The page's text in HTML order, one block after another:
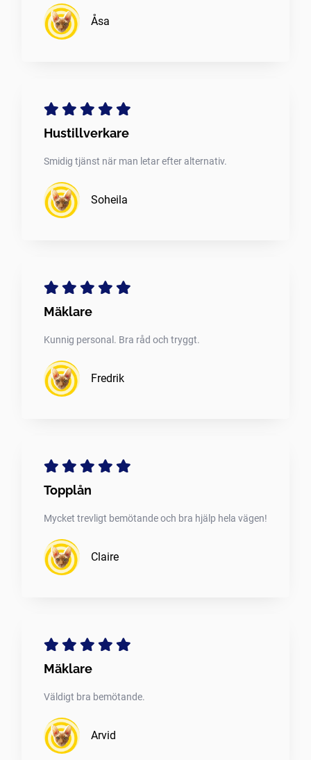
Åsa
Hustillverkare
Smidig tjänst när man letar efter alternativ.
Soheila
Mäklare
Kunnig personal. Bra råd och tryggt.
Fredrik
Topplån
Mycket trevligt bemötande och bra hjälp hela vägen!
Claire
Mäklare
Väldigt bra bemötande.
Arvid